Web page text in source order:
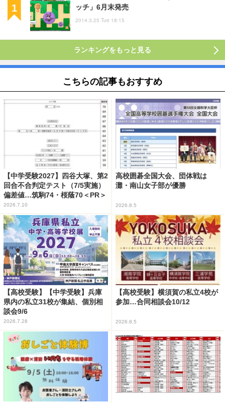
ッチ」6月末発売
2014.3.25 Tue 18:15
ランキングをもっと見る
こちらの記事もおすすめ
【中学受験2027】四谷大塚、第2
回合不合判定テスト（7/5実施）
偏差値…筑駒74・桜蔭70＜PR＞
2026.7.10
高校囲碁全国大会、団体戦は
灘・南山女子部が優勝
2026.8.5
【高校受験】【中学受験】兵庫
県内の私立31校が集結、個別相
談会9/6
2026.7.28
【高校受験】横須賀の私立4校が
参加…合同相談会10/12
2026.8.5